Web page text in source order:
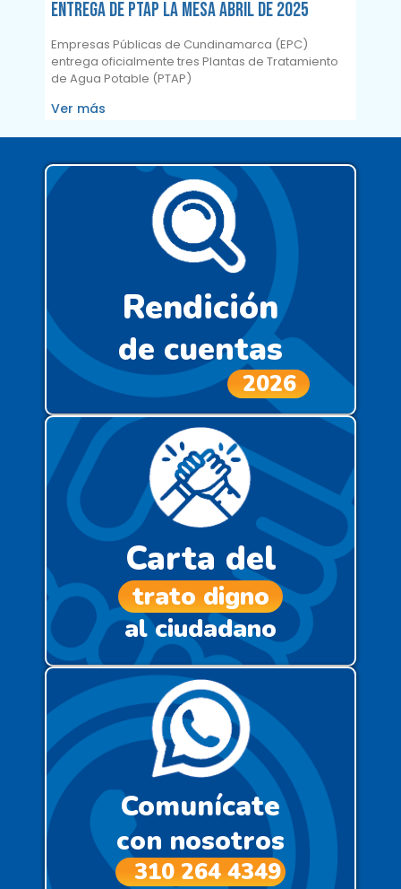
Entrega de PTAP La Mesa abril de 2025
Empresas Públicas de Cundinamarca (EPC)
entrega oficialmente tres Plantas de Tratamiento
de Agua Potable (PTAP)
Ver más
Rendición
de cuentas
2026
Carta del
trato digno
al ciudadano
Comunícate
con nosotros
310 264 4349